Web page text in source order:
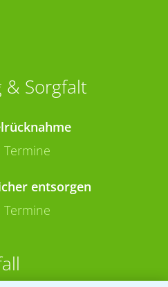
Sorgfalt
entsorgen